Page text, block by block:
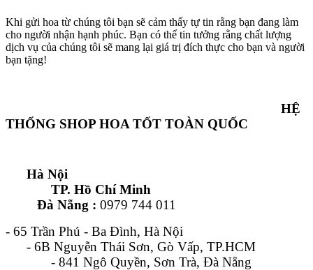
Khi gửi hoa từ chúng tôi bạn sẽ cảm thấy tự tin rằng bạn đang làm
cho người nhận hạnh phúc. Bạn có thể tin tưởng rằng chất lượng
dịch vụ của chúng tôi sẽ mang lại giá trị đích thực cho bạn và người
bạn tặng!
HỆ
THỐNG SHOP HOA TỐT TOÀN QUỐC
Hà Nội
TP. Hồ Chí Minh
Đà Nẵng : 0979 744 011
- 65 Trần Phú - Ba Đình, Hà Nội
- 6B Nguyễn Thái Sơn, Gò Vấp, TP.HCM
- 841 Ngô Quyền, Sơn Trà, Đà Nẵng